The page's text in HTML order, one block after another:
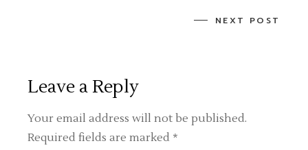
NEXT POST
Leave a Reply
Your email address will not be published.
Required fields are marked *